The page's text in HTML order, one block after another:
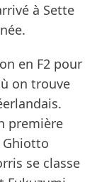
à Sette
en F2 pour
on trouve
première
Ghiotto
se classe